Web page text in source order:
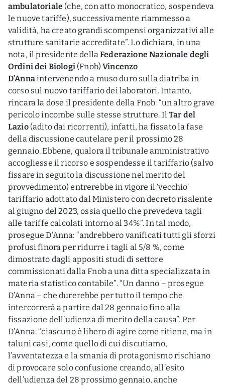
ambulatoriale (che, con atto monocratico, sospendeva
le nuove tariffe), successivamente riammesso a
validità, ha creato grandi scompensi organizzativi alle
strutture sanitarie accreditate”. Lo dichiara, in una
nota, il presidente dellaFederazione Nazionale degli
Ordini dei Biologi(Fnob)Vincenzo
D’Annaintervenendo a muso duro sulla diatriba in
corso sul nuovo tariffario dei laboratori. Intanto,
rincara la dose il presidente della Fnob: “un altro grave
pericolo incombe sulle stesse strutture. IlTar del
Lazio(adito dai ricorrenti), infatti, ha fissato la fase
della discussione cautelare per il prossimo 28
gennaio. Ebbene, qualora il tribunale amministrativo
accogliesse il ricorso e sospendesse il tariffario (salvo
fissare in seguito la discussione nel merito del
provvedimento) entrerebbe in vigore il ‘vecchio’
tariffario adottato dal Ministero con decreto risalente
al giugno del 2023, ossia quello che prevedeva tagli
alle tariffe calcolati intorno al 34%”. In tal modo,
prosegue D’Anna: “andrebbero vanificati tutti gli sforzi
profusi finora per ridurre i tagli al 5/8 %, come
dimostrato dagli appositi studi di settore
commissionati dalla Fnob a una ditta specializzata in
materia statistico contabile”. “Un danno – prosegue
D’Anna – che durerebbe per tutto il tempo che
intercorrerà a partire dal 28 gennaio fino alla
fissazione dell’udienza di merito della causa”. Per
D’Anna: “ciascuno è libero di agire come ritiene, ma in
taluni casi, come quello di cui discutiamo,
l’avventatezza e la smania di protagonismo rischiano
di provocare solo confusione creando, all’esito
dell’udienza del 28 prossimo gennaio, anche